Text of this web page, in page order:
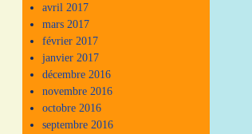
avril 2017
mars 2017
février 2017
janvier 2017
décembre 2016
novembre 2016
octobre 2016
septembre 2016